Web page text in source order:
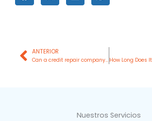
Prev
ANTERIOR
Can a credit repair company remove debts?
Nuestros Servicios